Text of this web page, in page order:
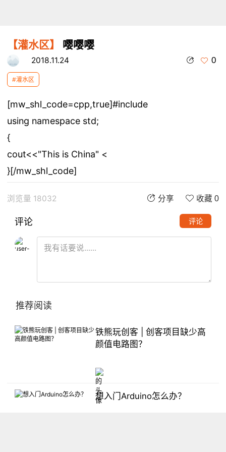
【灌水区】 嘤嘤嘤
2018.11.24 0
#灌水区
[mw_shl_code=cpp,true]#include
using namespace std;
{
cout<<"This is China" <
}[/mw_shl_code]
浏览量 18032 分享 收藏 0
评论 评论
推荐阅读
铁熊玩创客 | 创客项目缺少高
颜值电路图？
想入门Arduino怎么办？